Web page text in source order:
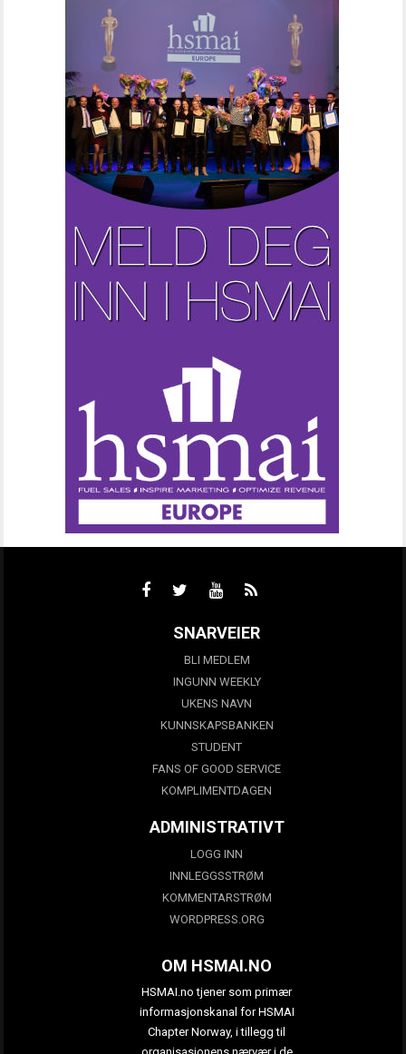
SNARVEIER
BLI MEDLEM
INGUNN WEEKLY
UKENS NAVN
KUNNSKAPSBANKEN
STUDENT
FANS OF GOOD SERVICE
KOMPLIMENTDAGEN
ADMINISTRATIVT
LOGG INN
INNLEGGSSTRØM
KOMMENTARSTRØM
WORDPRESS.ORG
OM HSMAI.NO
HSMAI.no tjener som primær
informasjonskanal for HSMAI
Chapter Norway, i tillegg til